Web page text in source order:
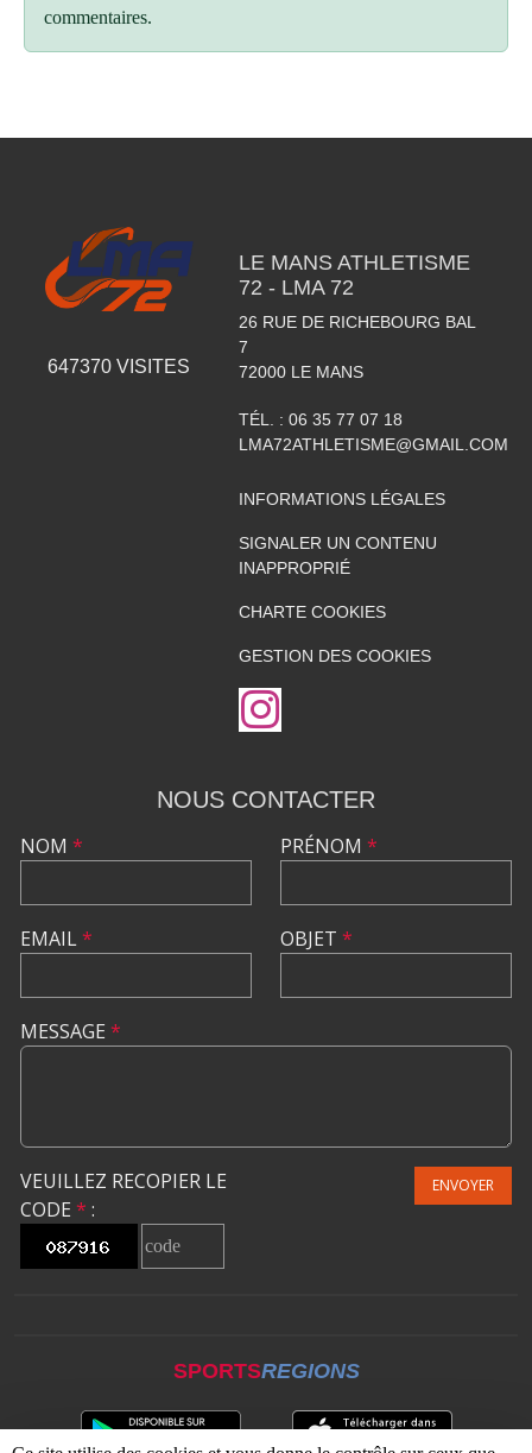
commentaires.
647370 VISITES
LE MANS ATHLETISME
72 - LMA 72
26 RUE DE RICHEBOURG BAL
7
72000 LE MANS
TÉL. : 06 35 77 07 18
LMA72ATHLETISME@GMAIL.COM
INFORMATIONS LÉGALES
SIGNALER UN CONTENU
INAPPROPRIÉ
CHARTE COOKIES
GESTION DES COOKIES
NOUS CONTACTER
NOM *
EMAIL*
PRÉNOM *
OBJET *
MESSAGE *
VEUILLEZ RECOPIER LE
CODE * :
ENVOYER
SPORTSREGIONS